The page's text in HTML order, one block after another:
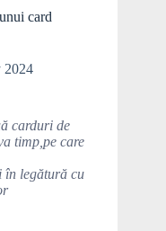
card
2024
carduri de
timp,pe care
în legătură cu